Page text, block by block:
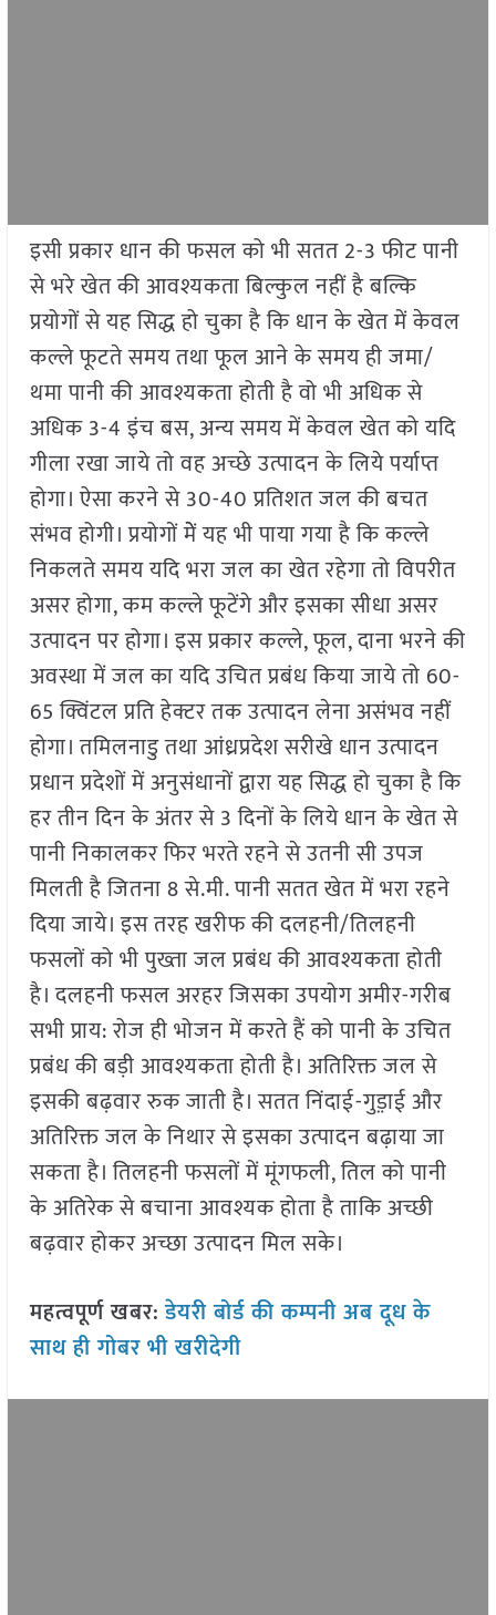
इसी प्रकार धान की फसल को भी सतत 2-3 फीट पानी
से भरे खेत की आवश्यकता बिल्कुल नहीं है बल्कि
प्रयोगों से यह सिद्ध हो चुका है कि धान के खेत में केवल
कल्ले फूटते समय तथा फूल आने के समय ही जमा/
थमा पानी की आवश्यकता होती है वो भी अधिक से
अधिक 3-4 इंच बस, अन्य समय में केवल खेत को यदि
गीला रखा जाये तो वह अच्छे उत्पादन के लिये पर्याप्त
होगा। ऐसा करने से 30-40 प्रतिशत जल की बचत
संभव होगी। प्रयोगों मेें यह भी पाया गया है कि कल्ले
निकलते समय यदि भरा जल का खेत रहेगा तो विपरीत
असर होगा, कम कल्ले फूटेंगे और इसका सीधा असर
उत्पादन पर होगा। इस प्रकार कल्ले, फूल, दाना भरने की
अवस्था में जल का यदि उचित प्रबंध किया जाये तो 60-
65 क्विंटल प्रति हेक्टर तक उत्पादन लेना असंभव नहीं
होगा। तमिलनाडु तथा आंध्रप्रदेश सरीखे धान उत्पादन
प्रधान प्रदेशों में अनुसंधानों द्वारा यह सिद्ध हो चुका है कि
हर तीन दिन के अंतर से 3 दिनों के लिये धान के खेत से
पानी निकालकर फिर भरते रहने से उतनी सी उपज
मिलती है जितना 8 से.मी. पानी सतत खेत में भरा रहने
दिया जाये। इस तरह खरीफ की दलहनी/तिलहनी
फसलों को भी पुख्ता जल प्रबंध की आवश्यकता होती
है। दलहनी फसल अरहर जिसका उपयोग अमीर-गरीब
सभी प्राय: रोज ही भोजन में करते हैं को पानी के उचित
प्रबंध की बड़ी आवश्यकता होती है। अतिरिक्त जल से
इसकी बढ़वार रुक जाती है। सतत निंदाई-गुड़़ाई और
अतिरिक्त जल के निथार से इसका उत्पादन बढ़ाया जा
सकता है। तिलहनी फसलों में मूंगफली, तिल को पानी
के अतिरेक से बचाना आवश्यक होता है ताकि अच्छी
बढ़वार होकर अच्छा उत्पादन मिल सके।
महत्वपूर्ण खबर:डेयरी बोर्ड की कम्पनी अब दूध के
साथ ही गोबर भी खरीदेगी